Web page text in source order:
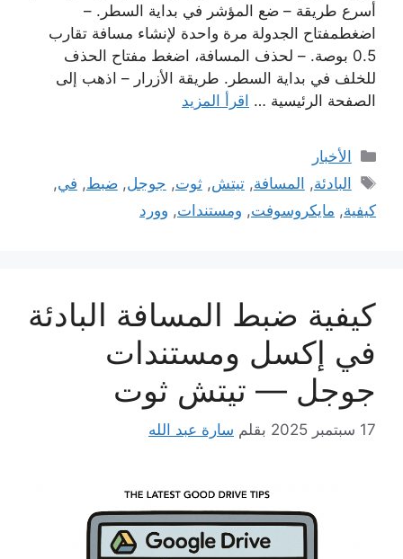
أسرع طريقة – ضع المؤشر في بداية السطر. –
اضغطمفتاح الجدولة مرة واحدة لإنشاء مسافة تقارب
0.5 بوصة. – لحذف المسافة، اضغط مفتاح الحذف
للخلف في بداية السطر. طريقة الأزرار – اذهب إلى
الصفحة الرئيسية … اقرأ المزيد
التصنيفات
الأخبار
الوسوم
البادئة, المسافة,تيتش,ثوت, جوجل,ضبط, في,
كيفية, مايكروسوفت, ومستندات, وورد
كيفية ضبط المسافة البادئة
في إكسل ومستندات
جوجل — تيتش ثوت
17 سبتمبر 2025 بقلم سارة عبد الله